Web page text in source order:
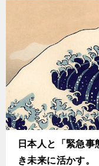
日本人と「緊急
き未来に活かす。